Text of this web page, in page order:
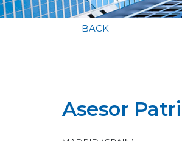
BACK
Asesor